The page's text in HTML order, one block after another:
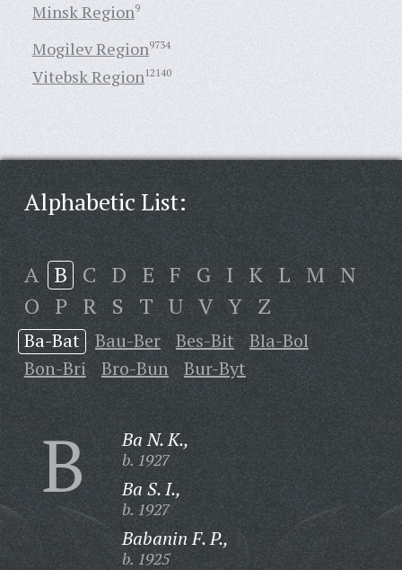
Minsk Region9
Mogilev Region9734
Vitebsk Region12140
Alphabetic List:
A B C D E F G I K L M N
O P R S T U V Y Z
Ba-Bat Bau-Ber Bes-Bit
Bla-Bol
Bon-Bri
Bro-Bun Bur-Byt
B Ba N. K.,
b. 1927
Ba S. I.,
b. 1927
Babanin F. P.,
b. 1925